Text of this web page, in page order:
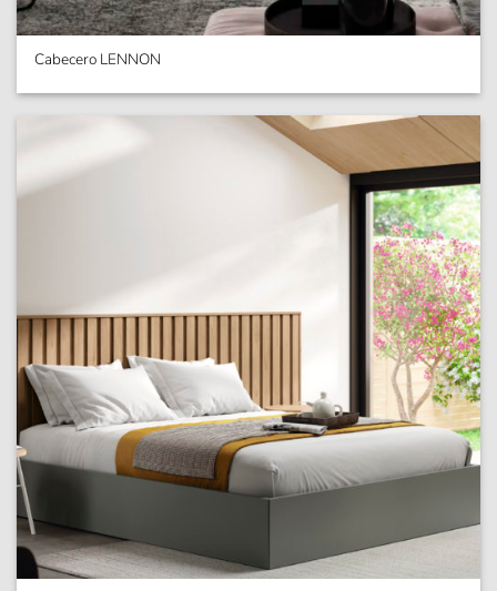
Cabecero LENNON